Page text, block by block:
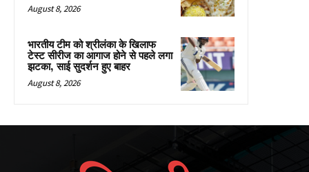
August 8, 2026
भारतीय टीम को श्रीलंका के खिलाफ
टेस्ट सीरीज का आगाज होने से पहले लगा
झटका, साई सुदर्शन हुए बाहर
August 8, 2026